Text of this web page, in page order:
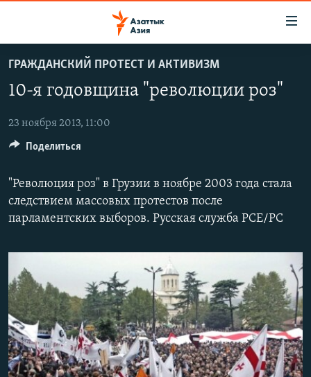
основному
Вернутся
навигации
поиску
ЦЕНТРАЛЬНАЯ АЗИЯ
КАЗАХСТАН
КЫРГЫЗСТАН
УЗБЕКИСТАН
НОВОСТИ
ВОЙНА В УКРАИНЕ
НА ДРУГИХ ЯЗЫКАХ
КЫРГЫЗЧА
ЎЗБЕКЧА
TÜRKMENÇE
ПОДПИШИТЕСЬ НА НАС В СОЦСЕТЯХ
Все сайты РСЕ/РС
ГРАЖДАНСКИЙ ПРОТЕСТ И АКТИВИЗМ
10-я годовщина "революции роз"
23 ноября 2013, 11:00
"Революция роз" в Грузии в ноябре 2003 года стала
следствием массовых протестов после
парламентских выборов. Русская служба РСЕ/РС
Поделиться